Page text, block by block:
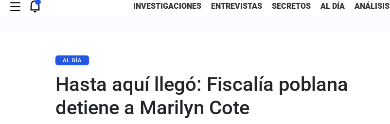
INVESTIGACIONES ENTREVISTAS SECRETOS AL DÍA ANÁLISIS
AL DÍA
Hasta aquí llegó: Fiscalía poblana
detiene a Marilyn Cote